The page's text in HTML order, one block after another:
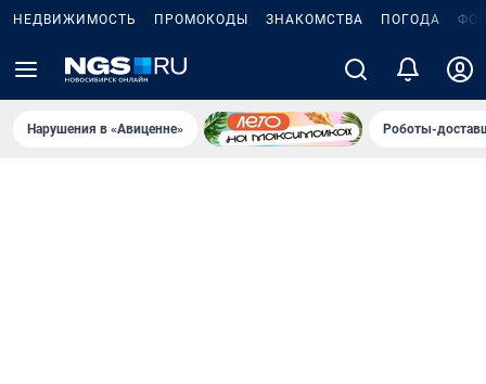
НЕДВИЖИМОСТЬ ПРОМОКОДЫ ЗНАКОМСТВА ПОГОДА
Нарушения в «Авиценне» Роботы-